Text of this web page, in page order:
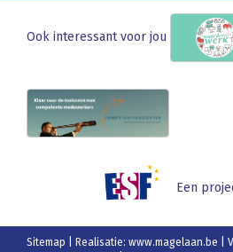
Ook interessant voor jou
Een
Sitemap | Realisatie: www.magelaan.be
|